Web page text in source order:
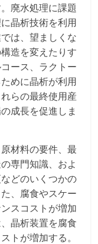
廃水処理に課題
晶析技術を利用
は、望ましくな
造を変えたりす
ース、ラクトー
めに晶析が利用
らの最終使用産
成長を促進しま
材料の要件、最
専門知識、およ
どのいくつかの
、腐食やスケー
スコストが増加
晶析装置を腐食
トが増加する。